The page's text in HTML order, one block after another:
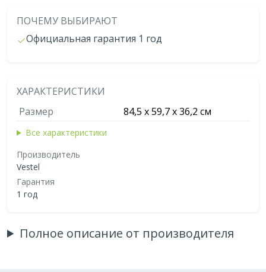
ПОЧЕМУ ВЫБИРАЮТ
Официальная гарантия 1 год
ХАРАКТЕРИСТИКИ
Размер
84,5 x 59,7 x 36,2 см
Все характеристики
Производитель
Vestel
Гарантия
1 год
Полное описание от производителя